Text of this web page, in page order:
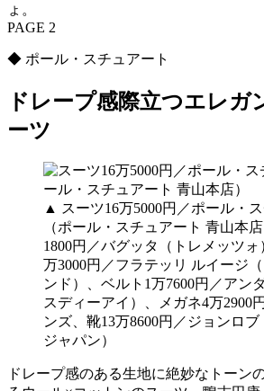
ょ。
PAGE 2
◆ ポール・スチュアート
ドレープ感際立つエレガ
ーツ
▲ スーツ16万5000円／ポール・
（ポール・スチュアート 青山本
1800円／バグッタ（トレメッツ
万3000円／フラテッリ ルイージ
ンド）、ベルト1万7600円／アン
スディーアイ）、メガネ4万2900
ンズ、靴13万8600円／ジョンロ
ジャパン）
ドレープ感のある生地に絶妙なトーン